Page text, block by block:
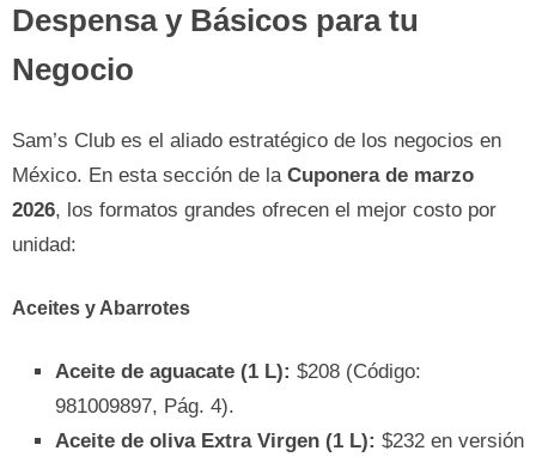
Despensa y Básicos para tu
Negocio
Sam’s Club es el aliado estratégico de los negocios en
México. En esta sección de la Cuponera de marzo
2026, los formatos grandes ofrecen el mejor costo por
unidad:
Aceites y Abarrotes
Aceite de aguacate (1 L): $208 (Código:
981009897, Pág. 4).
Aceite de oliva Extra Virgen (1 L): $232 en versión